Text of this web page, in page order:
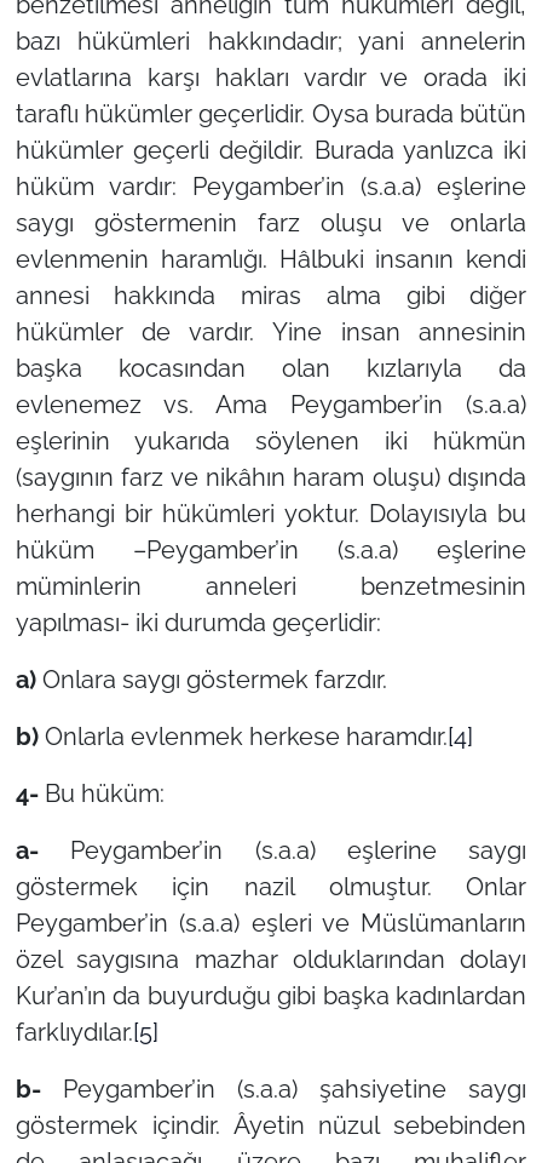
bazı hükümleri hakkındadır; yani annelerin
evlatlarına karşı hakları vardır ve orada iki
taraflı hükümler geçerlidir. Oysa burada bütün
hükümler geçerli değildir. Burada yanlızca iki
hüküm vardır: Peygamber’in (s.a.a) eşlerine
saygı göstermenin farz oluşu ve onlarla
evlenmenin haramlığı. Hâlbuki insanın kendi
annesi hakkında miras alma gibi diğer
hükümler de vardır. Yine insan annesinin
başka kocasından olan kızlarıyla da
evlenemez vs. Ama Peygamber’in (s.a.a)
eşlerinin yukarıda söylenen iki hükmün
(saygının farz ve nikâhın haram oluşu) dışında
herhangi bir hükümleri yoktur. Dolayısıyla bu
hüküm –Peygamber’in (s.a.a) eşlerine
müminlerin anneleri benzetmesinin
yapılması- iki durumda geçerlidir:
a)Onlara saygı göstermek farzdır.
b)Onlarla evlenmek herkese haramdır.[4]
4-Bu hüküm:
a-Peygamber’in (s.a.a) eşlerine saygı
göstermek için nazil olmuştur. Onlar
Peygamber’in (s.a.a) eşleri ve Müslümanların
özel saygısına mazhar olduklarından dolayı
Kur’an’ın da buyurduğu gibi başka kadınlardan
farklıydılar.[5]
b-Peygamber’in (s.a.a) şahsiyetine saygı
göstermek içindir. Âyetin nüzul sebebinden